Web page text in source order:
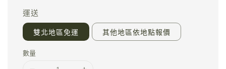
運送
雙北地區免運 其他地區依地點報價
數量